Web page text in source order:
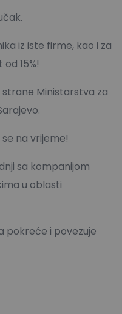
iz iste firme, kao i za
15%!
Ministarstva za
na vrijeme!
sa kompanijom
u oblasti
pokreće i povezuje